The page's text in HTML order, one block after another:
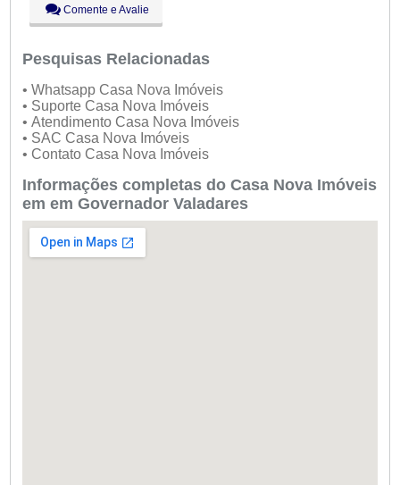
Sex:
09:00 - 18:00
Sáb:
Fechado
Dom:
Fechado
Comente e Avalie
Pesquisas Relacionadas
• Whatsapp Casa Nova Imóveis
• Suporte Casa Nova Imóveis
• Atendimento Casa Nova Imóveis
• SAC Casa Nova Imóveis
• Contato Casa Nova Imóveis
Informações completas do Casa Nova Imóveis
em em Governador Valadares